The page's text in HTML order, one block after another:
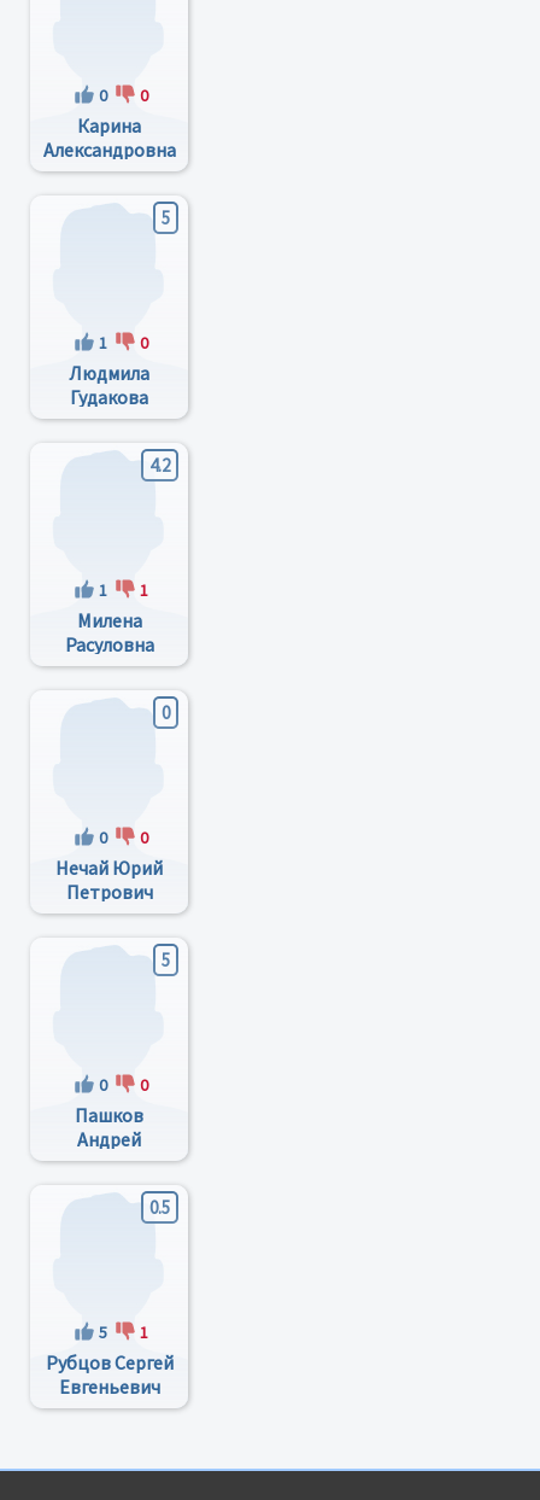
0 0
Карина
Александровна
Гаворухина
5
1 0
Людмила
Гудакова
Гудакова
4.2
1 1
Милена
Расуловна
Ахмедова
0
0 0
Нечай Юрий
Петрович
5
0 0
Пашков
Андрей
Николаевич
0.5
5 1
Рубцов Сергей
Евгеньевич